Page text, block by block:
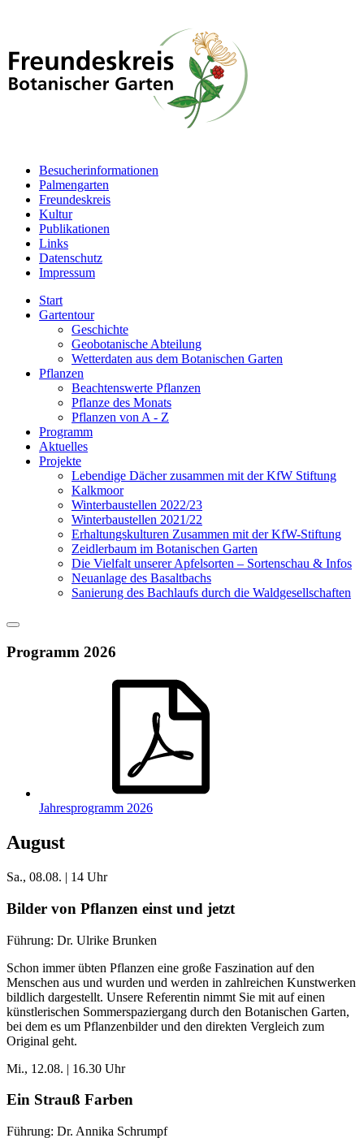
Besucherinformationen
Palmengarten
Freundeskreis
Kultur
Publikationen
Links
Datenschutz
Impressum
Start
Gartentour
Geschichte
Geobotanische Abteilung
Wetterdaten aus dem Botanischen Garten
Pflanzen
Beachtenswerte Pflanzen
Pflanze des Monats
Pflanzen von A - Z
Programm
Aktuelles
Projekte
Lebendige Dächer zusammen mit der KfW Stiftung
Kalkmoor
Winterbaustellen 2022/23
Winterbaustellen 2021/22
Erhaltungskulturen Zusammen mit der KfW-Stiftung
Zeidlerbaum im Botanischen Garten
Die Vielfalt unserer Apfelsorten – Sortenschau & Infos
Neuanlage des Basaltbachs
Sanierung des Bachlaufs durch die Waldgesellschaften
Programm 2026
Jahresprogramm 2026
August
Sa., 08.08. | 14 Uhr
Bilder von Pflanzen einst und jetzt
Führung: Dr. Ulrike Brunken
Schon immer übten Pflanzen eine große Faszination auf den
Menschen aus und wurden und werden in zahlreichen Kunstwerken
bildlich dargestellt. Unsere Referentin nimmt Sie mit auf einen
künstlerischen Sommerspaziergang durch den Botanischen Garten,
bei dem es um Pflanzenbilder und den direkten Vergleich zum
Original geht.
Mi., 12.08. | 16.30 Uhr
Ein Strauß Farben
Führung: Dr. Annika Schrumpf